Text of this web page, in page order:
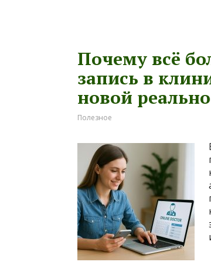
Почему всё
запись в
новой
Полезное